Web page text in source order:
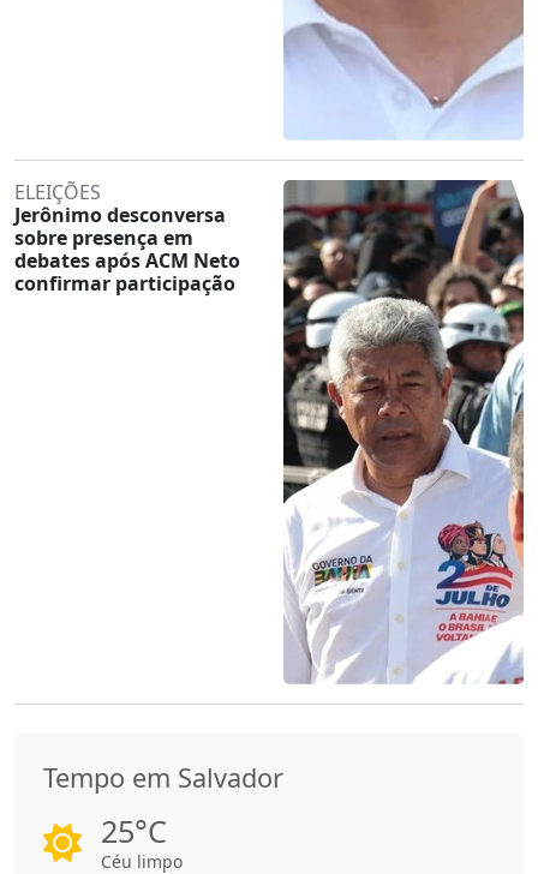
ELEIÇÕES
Jerônimo desconversa
sobre presença em
debates após ACM Neto
confirmar participação
Tempo em Salvador
25°C
Céu limpo